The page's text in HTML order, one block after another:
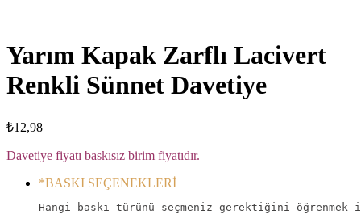
Yarım Kapak Zarflı Lacivert
Renkli Sünnet Davetiye
₺12,98
Davetiye fiyatı baskısız birim fiyatıdır.
*BASKI SEÇENEKLERİ
Hangi baskı türünü seçmeniz gerektiğini öğrenmek